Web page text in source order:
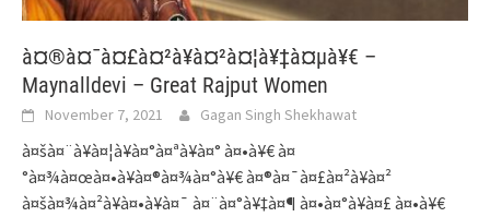
à¤®à¤¯à¤£à¤²à¥à¤²à¤¦à¥‡à¤µà¥€ –
Maynalldevi – Great Rajput Women
November 7, 2021 Gagan Singh Shekhawat
à¤šà¤¨à¥à¤¦à¥à¤°à¤ªà¥à¤° à¤•à¥€ à¤
°à¤¾à¤œà¤•à¥à¤®à¤¾à¤°à¥€ à¤®à¤¯à¤£à¤²à¥à¤²
à¤šà¤¾à¤²à¥à¤•à¥à¤¯ à¤¨à¤°à¥‡à¤¶ à¤•à¤°à¥à¤£ à¤•à¥€